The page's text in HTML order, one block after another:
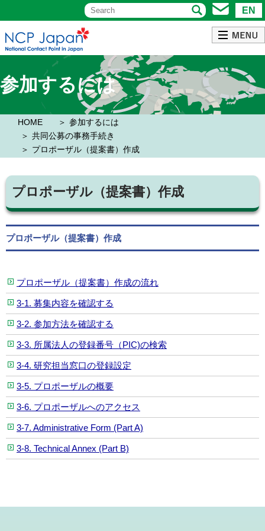
EN
参加するには
HOME
参加するには
共同公募の事務手続き
プロポーザル（提案書）作成
プロポーザル（提案書）作成
プロポーザル（提案書）作成
プロポーザル（提案書）作成の流れ
3-1. 募集内容を確認する
3-2. 参加方法を確認する
3-3. 所属法人の登録番号（PIC)の検索
3-4. 研究担当窓口の登録設定
3-5. プロポーザルの概要
3-6. プロポーザルへのアクセス
3-7. Administrative Form (Part A)
3-8. Technical Annex (Part B)